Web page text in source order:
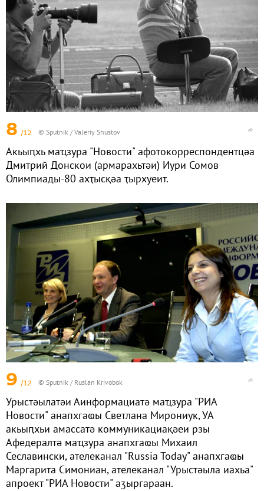
8 /12 © Sputnik / Valeriy Shustov
Акьыԥхь маҵзура "Новости" афотокорреспондентцәа
Дмитрий Донскои (армарахьтәи) Иури Сомов
Олимпиады-80 ахҭысқәа ҭырхуеит.
9 /12 © Sputnik / Ruslan Krivobok
Урыстәылатәи Аинформациатә маҵзура "РИА
Новости" анапхгаҩы Светлана Мирониук, УА
акьыԥхьи амассатә коммуникациақәеи рзы
Афедералтә маҵзура анапхгаҩы Михаил
Сеславински, ателеканал "Russia Today" анапхгаҩы
Маргарита Симониан, ателеканал "Урыстәыла иахьа"
апроект "РИА Новости" аӡыргараан.